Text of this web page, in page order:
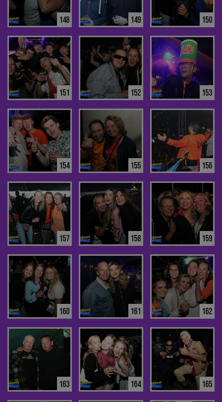
148 149 150
151 152 153
154 155 156
157 158 159
160 161 162
163 164 165